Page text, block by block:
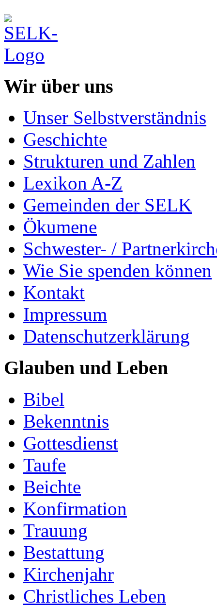
Wir über uns
Unser Selbstverständnis
Geschichte
Strukturen und Zahlen
Lexikon A-Z
Gemeinden der SELK
Ökumene
Schwester- /
Wie Sie spenden können
Kontakt
Impressum
Datenschutzerklärung
Glauben und Leben
Bibel
Bekenntnis
Gottesdienst
Taufe
Beichte
Konfirmation
Trauung
Bestattung
Kirchenjahr
Christliches Leben